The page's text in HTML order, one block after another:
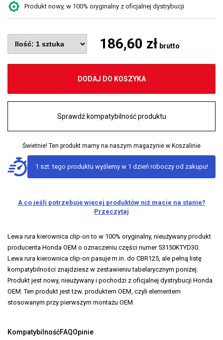
Produkt nowy, w 100% oryginalny z oficjalnej dystrybucji
186,60 zł brutto
DODAJ DO KOSZYKA
Sprawdź kompatybilność produktu
Świetnie! Ten produkt mamy na naszym magazynie w Koszalinie
1 szt. tego produktu wyślemy w 1 dzień roboczy od zakupu!
A co jeśli potrzebuję więcej produktów niż macie na stanie?
Przeczytaj
Lewa rura kierownica clip-on to w 100% oryginalny, nieużywany produkt
producenta Honda OEM o oznaczeniu części numer 53150KTYD30.
Lewa rura kierownica clip-on pasuje m.in. do CBR125, ale pełną listę
kompatybilności znajdziesz w zestawieniu tabelarycznym poniżej.
Produkt jest nowy, nieużywany i pochodzi z oficjalnej dystrybucji Honda
OEM. Ten produkt jest tzw. produktem OEM, czyli elementem
stosowanym przy pierwszym montażu OEM.
KompatybilnośćFAQOpinie